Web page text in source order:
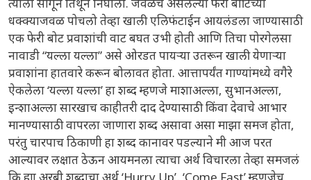
त्याला सांगून तिथून निघालो. जवळच असलेल्या फेरी बोटिंच्या
धक्क्याजवळ पोचलो तेव्हा खाली एलिफंटाईन आयलंडला जाण्यासाठी
एक फेरी बोट प्रवाशांची वाट बघत उभी होती आणि तिचा पोरगेलसा
नावाडी “यल्ला यल्ला” असे ओरडत पायऱ्या उतरून खाली येणाऱ्या
प्रवाशांना हातवारे करून बोलावत होता. आत्तापर्यंत गाण्यांमध्ये वगैरे
ऐकलेला ‘यल्ला यल्ला’ हा शब्द म्हणजे माशाअल्ला, सुभानअल्ला,
इन्शाअल्ला सारखाच काहीतरी दाद देण्यासाठी किंवा देवाचे आभार
मानण्यासाठी वापरला जाणारा शब्द असावा असा माझा समज होता,
परंतु चारपाच ठिकाणी हा शब्द कानावर पडल्याने मी आज परत
आल्यावर लक्षात ठेऊन आयमनला त्याचा अर्थ विचारला तेव्हा समजलं